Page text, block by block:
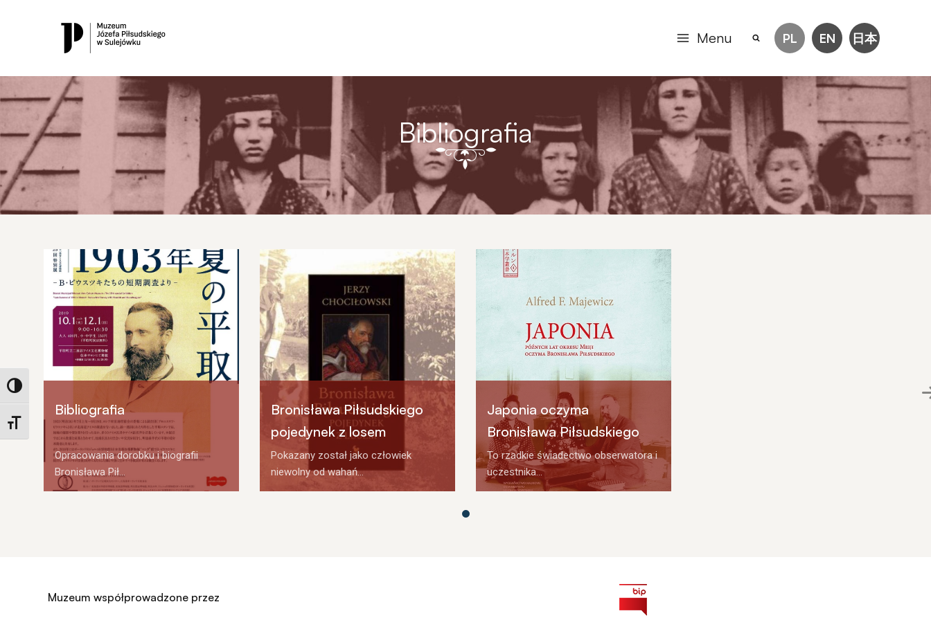
Toggle High Contrast
Toggle Font size
Menu PL EN 日本
Bibliografia
Bibliografia
Opracowania dorobku i biografii
Bronisława Pił...
Bronisława Piłsudskiego
pojedynek z losem
Pokazany został jako człowiek
niewolny od wahań...
Japonia oczyma
Bronisława Piłsudskiego
To rzadkie świadectwo obserwatora i
uczestnika...
Muzeum współprowadzone przez